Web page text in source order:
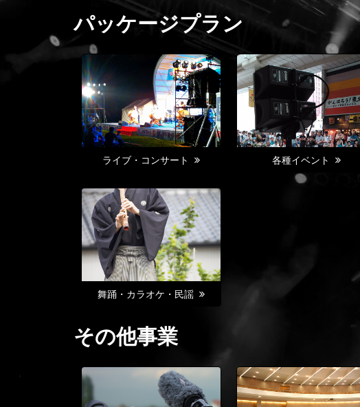
パッケージプラン
ライブ・コンサート 各種イベント
舞踊・カラオケ・民謡
その他事業